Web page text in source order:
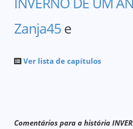
Zanja45e
Ver lista de capítulos
Comentários para a história